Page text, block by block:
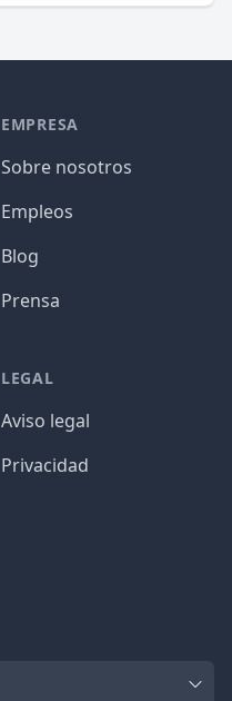
EMPRESA
Sobre nosotros
Empleos
Blog
Prensa
LEGAL
Aviso legal
Privacidad